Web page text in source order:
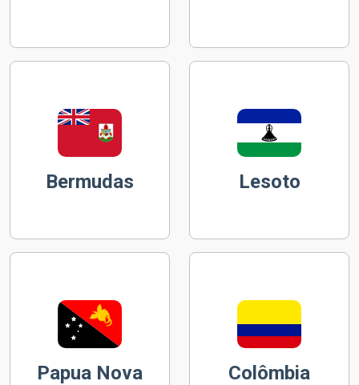
Bermudas Lesoto
Papua Nova
Colômbia